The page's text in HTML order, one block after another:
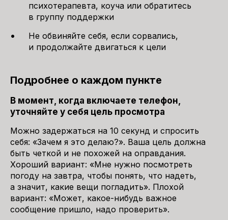
психотерапевта, коуча или обратитесь
в группу поддержки
Не обвиняйте себя, если сорвались,
и продолжайте двигаться к цели
Подробнее о каждом пункте
В момент, когда включаете телефон,
уточняйте у себя цель просмотра
Можно задержаться на 10 секунд и спросить
себя: «Зачем я это делаю?». Ваша цель должна
быть четкой и не похожей на оправдания.
Хороший вариант: «Мне нужно посмотреть
погоду на завтра, чтобы понять, что надеть,
а значит, какие вещи погладить». Плохой
вариант: «Может, какое-нибудь важное
сообщение пришло, надо проверить».